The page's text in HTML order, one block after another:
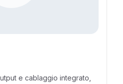
e cablaggio integrato,